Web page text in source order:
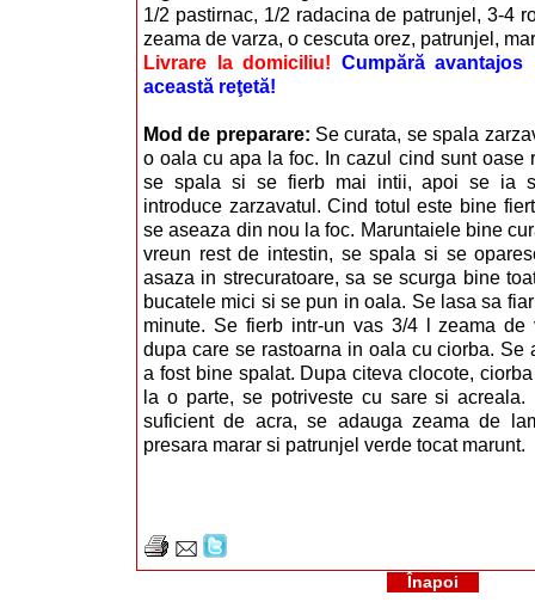
1/2 pastirnac, 1/2 radacina de patrunjel, 3-4
zeama de varza, o cescuta orez, patrunjel,
Livrare la domiciliu! Cumpără avantajos
această reţetă!
Mod de preparare: Se curata, se spala
o oala cu apa la foc. In cazul cind sunt oase
se spala si se fierb mai intii, apoi se ia
introduce zarzavatul. Cind totul este bine
se aseaza din nou la foc. Maruntaiele bine
vreun rest de intestin, se spala si se
asaza in strecuratoare, sa se scurga bine
bucatele mici si se pun in oala. Se lasa sa
minute. Se fierb intr-un vas 3/4 l zeama
dupa care se rastoarna in oala cu ciorba. Se
a fost bine spalat. Dupa citeva clocote,
la o parte, se potriveste cu sare si
suficient de acra, se adauga zeama de
presara marar si patrunjel verde tocat marunt.
Înapoi